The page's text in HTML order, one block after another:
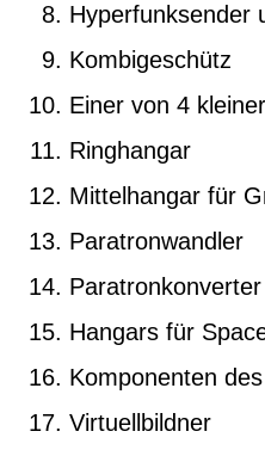
Hyperfunksender
Kombigeschütz
Einer von 4
Ringhangar
Mittelhangar für
Paratronwandler
Paratronkonverter
Hangars für
Komponenten
Virtuellbildner